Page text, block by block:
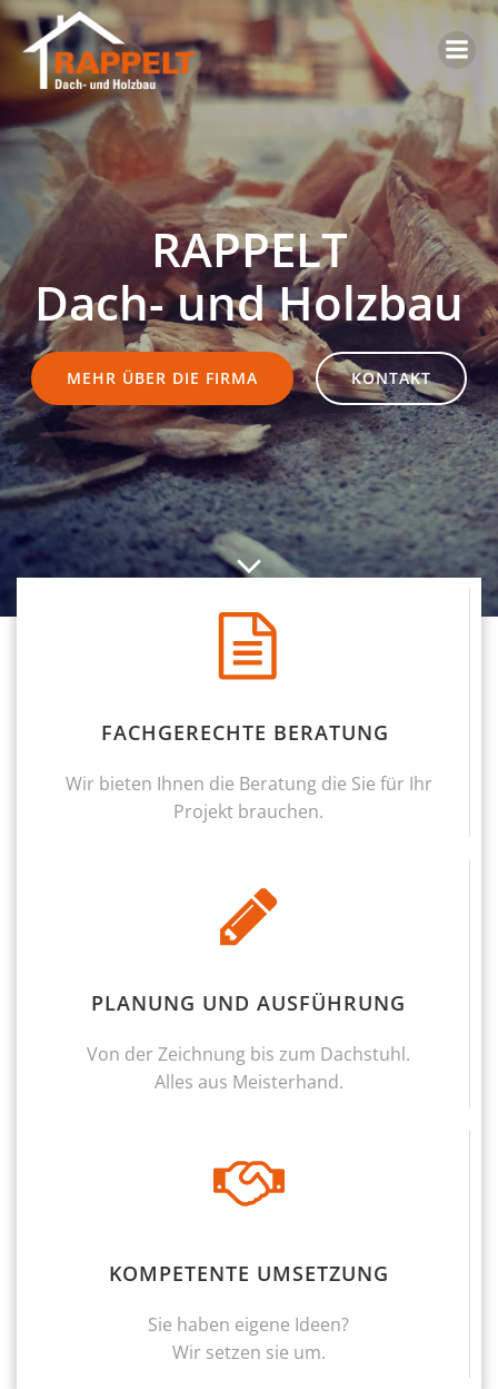
Zum
Inhalt
springen
RAPPELT
Dach- und Holzbau
MEHR ÜBER DIE FIRMA KONTAKT
FACHGERECHTE BERATUNG
Wir bieten Ihnen die Beratung die Sie für Ihr
Projekt brauchen.
PLANUNG UND AUSFÜHRUNG
Von der Zeichnung bis zum Dachstuhl.
Alles aus Meisterhand.
KOMPETENTE UMSETZUNG
Sie haben eigene Ideen?
Wir setzen sie um.